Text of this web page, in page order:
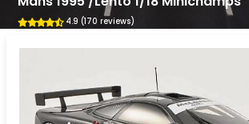
4.9 (170 reviews)